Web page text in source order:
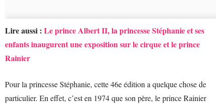
Lire aussi : Le prince Albert II, la princesse Stéphanie et ses
enfants inaugurent une exposition sur le cirque et le prince
Rainier
Pour la princesse Stéphanie, cette 46e édition a quelque chose de
particulier. En effet, c’est en 1974 que son père, le prince Rainier